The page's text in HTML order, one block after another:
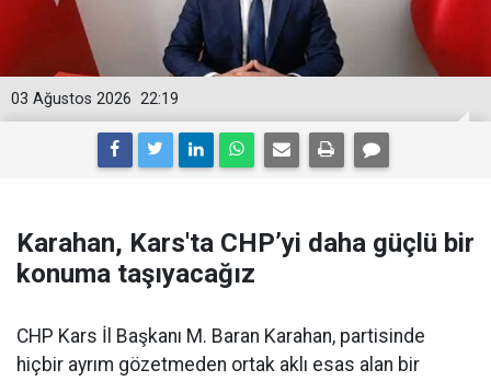
22:19
03 Ağustos 2026
Karahan, Kars'ta CHP’yi daha güçlü bir
konuma taşıyacağız
CHP Kars İl Başkanı M. Baran Karahan, partisinde
hiçbir ayrım gözetmeden ortak aklı esas alan bir